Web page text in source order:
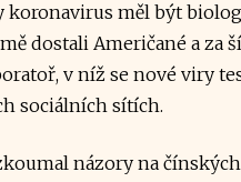
koronavirus měl být
dostali Američané a za
v níž se nové viry
sociálních sítích.
názory na